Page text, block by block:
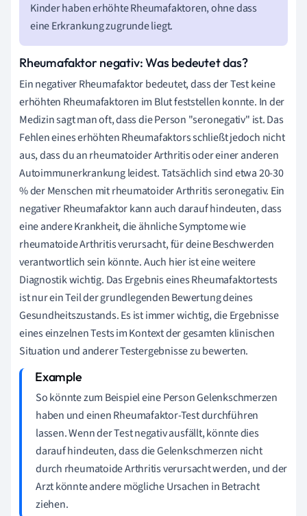
Kinder haben erhöhte Rheumafaktoren, ohne dass
eine Erkrankung zugrunde liegt.
Rheumafaktor negativ: Was bedeutet das?
Ein negativer Rheumafaktor bedeutet, dass der Test keine
erhöhten Rheumafaktoren im Blut feststellen konnte. In der
Medizin sagt man oft, dass die Person "seronegativ" ist. Das
Fehlen eines erhöhten Rheumafaktors schließt jedoch nicht
aus, dass du an rheumatoider Arthritis oder einer anderen
Autoimmunerkrankung leidest. Tatsächlich sind etwa 20-30
% der Menschen mit rheumatoider Arthritis seronegativ. Ein
negativer Rheumafaktor kann auch darauf hindeuten, dass
eine andere Krankheit, die ähnliche Symptome wie
rheumatoide Arthritis verursacht, für deine Beschwerden
verantwortlich sein könnte. Auch hier ist eine weitere
Diagnostik wichtig. Das Ergebnis eines Rheumafaktortests
ist nur ein Teil der grundlegenden Bewertung deines
Gesundheitszustands. Es ist immer wichtig, die Ergebnisse
eines einzelnen Tests im Kontext der gesamten klinischen
Situation und anderer Testergebnisse zu bewerten.
So könnte zum Beispiel eine Person Gelenkschmerzen
haben und einen Rheumafaktor-Test durchführen
lassen. Wenn der Test negativ ausfällt, könnte dies
darauf hindeuten, dass die Gelenkschmerzen nicht
durch rheumatoide Arthritis verursacht werden, und der
Arzt könnte andere mögliche Ursachen in Betracht
ziehen.